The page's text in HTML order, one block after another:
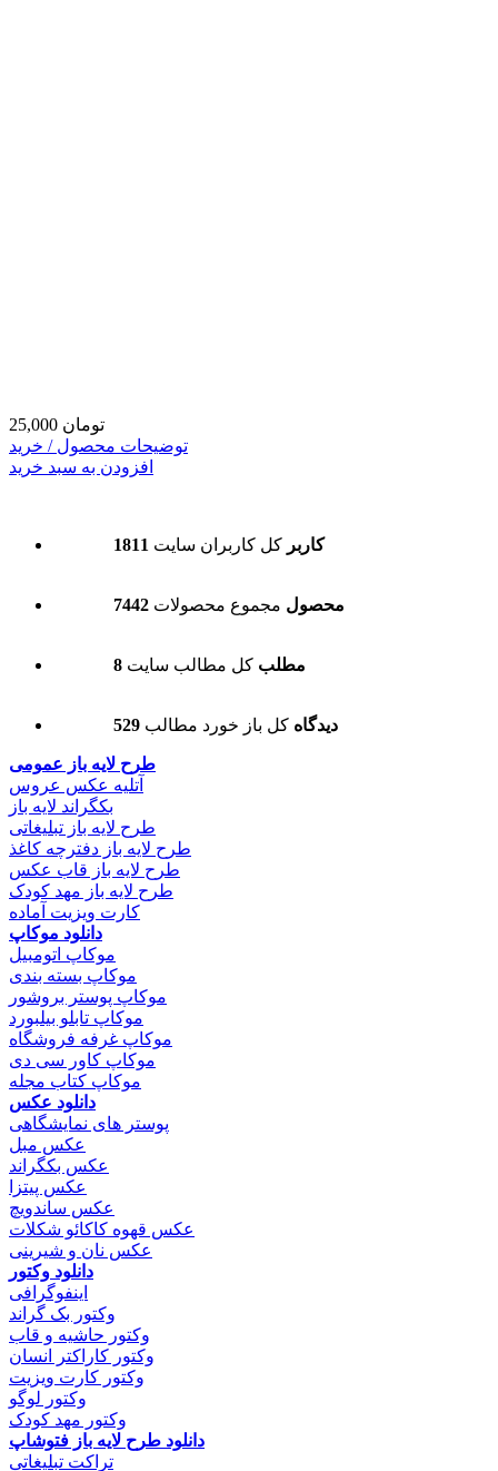
25,000 تومان
توضیحات محصول / خرید
افزودن به سبد خرید
1811 کاربر کل کاربران سایت
7442 محصول مجموع محصولات
8 مطلب کل مطالب سایت
529 دیدگاه کل باز خورد مطالب
طرح لایه باز عمومی
آتلیه عکس عروس
بکگراند لایه باز
طرح لایه باز تبلیغاتی
طرح لایه باز دفترچه کاغذ
طرح لایه باز قاب عکس
طرح لایه باز مهد کودک
کارت ویزیت آماده
دانلود موکاپ
موکاپ اتومبیل
موکاپ بسته بندی
موکاپ پوستر بروشور
موکاپ تابلو بیلبورد
موکاپ غرفه فروشگاه
موکاپ کاور سی دی
موکاپ کتاب مجله
دانلود عکس
پوستر های نمایشگاهی
عکس مبل
عکس بکگراند
عکس پیتزا
عکس ساندویچ
عکس قهوه کاکائو شکلات
عکس نان و شیرینی
دانلود وکتور
اینفوگرافی
وکتور بک گراند
وکتور حاشیه و قاب
وکتور کاراکتر انسان
وکتور کارت ویزیت
وکتور لوگو
وکتور مهد کودک
دانلود طرح لایه باز فتوشاپ
تراکت تبلیغاتی